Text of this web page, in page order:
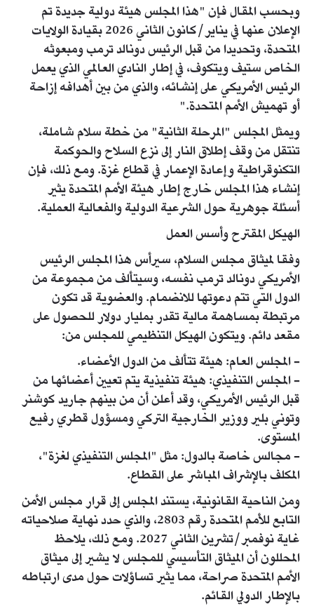
وبحسب المقال فإن "هذا المجلس هيئة دولية جديدة تم
الإعلان عنها في يناير/كانون الثاني 2026 بقيادة الولايات
المتحدة، وتحديدا من قبل الرئيس دونالد ترمب ومبعوثه
الخاص ستيف ويتكوف، في إطار النادي العالمي الذي يعمل
الرئيس الأمريكي على إنشائه، والذي من بين أهدافه إزاحة
أو تهميش الأمم المتحدة."
ويمثل المجلس "المرحلة الثانية" من خطة سلام شاملة،
تنتقل من وقف إطلاق النار إلى نزع السلاح والحوكمة
التكنوقراطية وإعادة الإعمار في قطاع غزة. ومع ذلك، فإن
إنشاء هذا المجلس خارج إطار هيئة الأمم المتحدة يثير
أسئلة جوهرية حول الشرعية الدولية والفعالية العملية.
الهيكل المقترح وأسس العمل
وفقا لميثاق مجلس السلام، سيرأس هذا المجلس الرئيس
الأمريكي دونالد ترمب نفسه، وسيتألف من مجموعة من
الدول التي تتم دعوتها للانضمام. والعضوية قد تكون
مرتبطة بمساهمة مالية تقدر بمليار دولار للحصول على
مقعد دائم. ويتكون الهيكل التنظيمي للمجلس من:
- المجلس العام: هيئة تتألف من الدول الأعضاء.
- المجلس التنفيذي: هيئة تنفيذية يتم تعيين أعضائها من
قبل الرئيس الأمريكي، وقد أعلن أن من بينهم جاريد كوشنر
وتوني بلير ووزير الخارجية التركي ومسؤول قطري رفيع
المستوى.
- مجالس خاصة بالدول: مثل "المجلس التنفيذي لغزة"،
المكلف بالإشراف المباشر على القطاع.
ومن الناحية القانونية، يستند المجلس إلى قرار مجلس الأمن
التابع للأمم المتحدة رقم 2803، والذي حدد نهاية صلاحياته
غاية نوفمبر/تشرين الثاني 2027. ومع ذلك، يلاحظ
المحللون أن الميثاق التأسيسي للمجلس لا يشير إلى ميثاق
الأمم المتحدة صراحة، مما يثير تساؤلات حول مدى ارتباطه
بالإطار الدولي القائم.